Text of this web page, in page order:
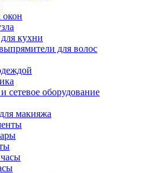
кухни
для волос
сетевое оборудование
макияжа